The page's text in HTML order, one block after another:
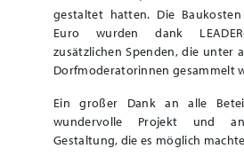
gestaltet hatten. Die
Euro wurden dank
zusätzlichen Spenden, die unter
Dorfmoderatorinnen gesammelt
Ein großer Dank an alle
wundervolle Projekt und
Gestaltung, die es möglich